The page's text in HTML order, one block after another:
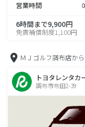
営業時間
6時間まで9,900円
免責補償制度1,100円
ＭＪゴルフ調布店から
トヨタレンタカ
調布市布田2-39